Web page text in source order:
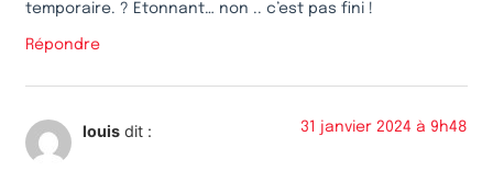
temporaire. ? Etonnant… non .. c’est pas fini !
Répondre
louis dit : 31 janvier 2024 à 9h48